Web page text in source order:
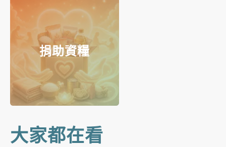
捐助資糧
大家都在看